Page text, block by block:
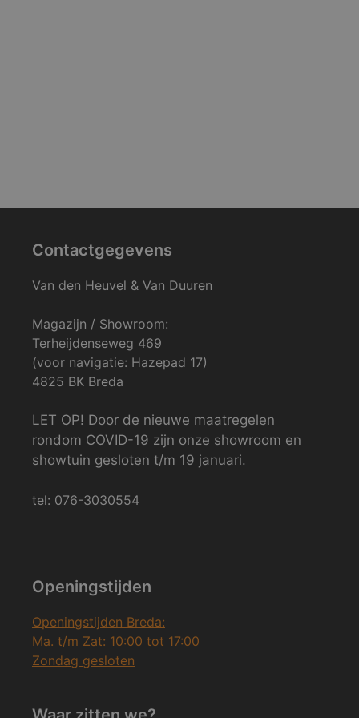
Contactgegevens
Van den Heuvel & Van Duuren
Magazijn / Showroom:
Terheijdenseweg 469
(voor navigatie: Hazepad 17)
4825 BK Breda
LET OP! Door de nieuwe maatregelen
rondom COVID-19 zijn onze showroom en
showtuin gesloten t/m 19 januari.
tel: 076-3030554
Openingstijden
Openingstijden Breda:
Ma. t/m Zat: 10:00 tot 17:00
Zondag gesloten